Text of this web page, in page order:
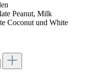
Peanut, Milk
Coconut und White